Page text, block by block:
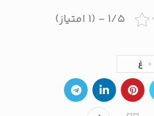
۱/۵ - (۱ امتیاز)
غ